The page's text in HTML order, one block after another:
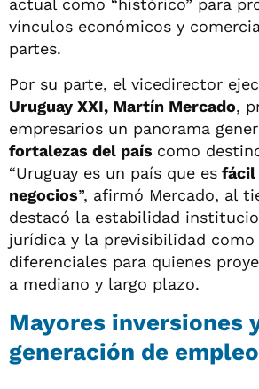
vínculos económicos y
partes.
Por su parte, el vicedirector
Uruguay XXI, Martín Mercado,
empresarios un panorama
fortalezas del país como
“Uruguay es un país que es fácil
negocios”, afirmó Mercado, al
destacó la estabilidad
jurídica y la previsibilidad
diferenciales para quienes
a mediano y largo plazo.
Mayores inversiones
generación de empleo